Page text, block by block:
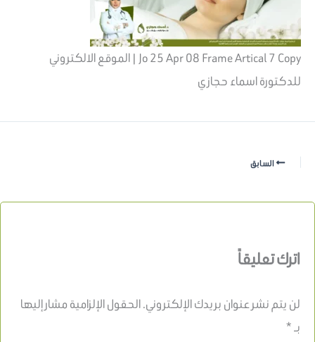
Jo 25 Apr 08 Frame Artical 7 Copy | الموقع الالكتروني
للدكتورة اسماء حجازي
السابق
اترك تعليقاً
لن يتم نشر عنوان بريدك الإلكتروني.الحقول الإلزامية مشار إليها
بـ*